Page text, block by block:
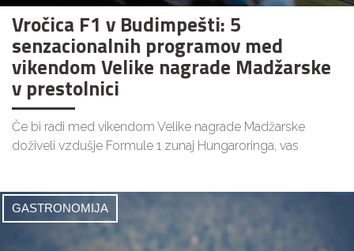
Vročica F1 v Budimpešti: 5
senzacionalnih programov med
vikendom Velike nagrade Madžarske
v prestolnici
Če bi radi med vikendom Velike nagrade Madžarske
doživeli vzdušje Formule 1 zunaj Hungaroringa, vas
GASTRONOMIJA